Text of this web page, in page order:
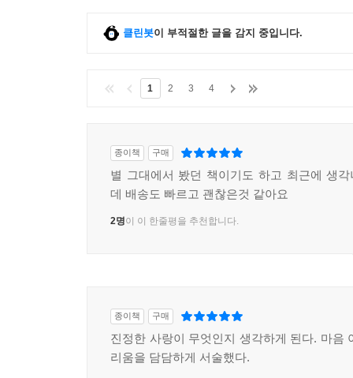
클린봇이 부적절한 글을 감지 중입니다.
1 2 3 4
종이책 구매
별 그대에서 봤던 책이기도 하고 최근에 생
데 배송도 빠르고 괜찮은것 같아요
2명이 이 한줄평을 추천합니다.
종이책 구매
진정한 사랑이 무엇인지 생각하게 된다. 마음
리움을 담담하게 서술했다.